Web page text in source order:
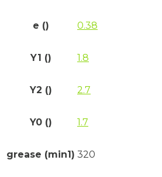
e () 0.38
Y1 () 1.8
Y2 () 2.7
Y0 () 1.7
grease (min1) 320